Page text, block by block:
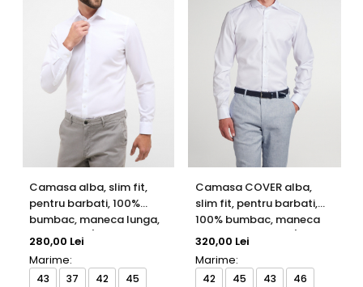
Camasa alba, slim fit,
pentru barbati, 100%
bumbac, maneca lunga,
model 1100/00 F170
280,00 Lei
Marime:
43 37 42
45
Camasa COVER alba,
slim fit, pentru barbati,
100% bumbac, maneca
lunga, model 8817/00
320,00 Lei
Marime:
42 45 43
46